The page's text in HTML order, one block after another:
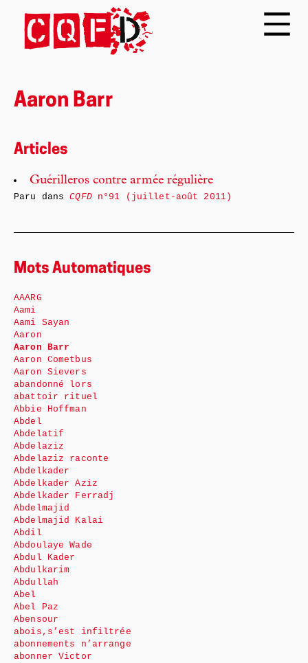
Aaron Barr
Articles
Guérilleros contre armée régulière
Paru dansCQFDn°91 (juillet-août 2011)
Mots Automatiques
AAARG
Aami
Aami Sayan
Aaron
Aaron Barr
Aaron Cometbus
Aaron Sievers
abandonné lors
abattoir rituel
Abbie Hoffman
Abdel
Abdelatif
Abdelaziz
Abdelaziz raconte
Abdelkader
Abdelkader Aziz
Abdelkader Ferradj
Abdelmajid
Abdelmajid Kalai
Abdil
Abdoulaye Wade
Abdul Kader
Abdulkarim
Abdullah
Abel
Abel Paz
Abensour
abois,s’est infiltrée
abonnements n’arrange
abonner Victor